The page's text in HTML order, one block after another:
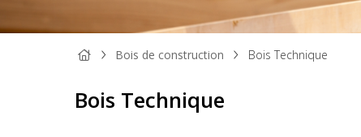
Bois de construction Bois Technique
Bois Technique